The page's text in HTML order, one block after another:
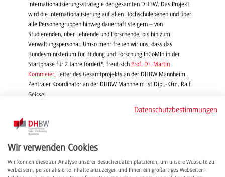
Internationalisierungsstrategie der gesamten DHBW. Das Projekt
wird die Internationalisierung auf allen Hochschulebenen und über
alle Personengruppen hinweg dauerhaft steigern – von
Studierenden, über Lehrende und Forschende, bis hin zum
Verwaltungspersonal. Umso mehr freuen wir uns, dass das
Bundesministerium für Bildung und Forschung InCoMIn in der
Startphase für 2 Jahre fördert", freut sich Prof. Dr. Martin
Kornmeier, Leiter des Gesamtprojekts an der DHBW Mannheim.
Zentraler Koordinator an der DHBW Mannheim ist Dipl.-Kfm. Ralf
Geissel.
Zur Zielerreichung wurde ein umfassendes Maßnahmenpaket
erarbeitet:
1) Ausweitung des englischsprachigen Lehrangebots an den DHBW-
Standorten
Datenschutzbestimmungen
Wir verwenden Cookies
Wir können diese zur Analyse unserer Besucherdaten platzieren, um unsere Webseite zu
verbessern, personalisierte Inhalte anzuzeigen und Ihnen ein großartiges Webseiten-